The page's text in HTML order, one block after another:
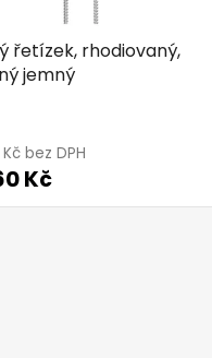
řetízek, rhodiovaný,
jemný
bez DPH
Kč